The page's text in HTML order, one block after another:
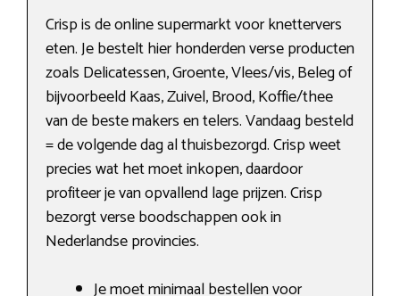
Crisp is de online supermarkt voor knettervers
eten. Je bestelt hier honderden verse producten
zoals Delicatessen, Groente, Vlees/vis, Beleg of
bijvoorbeeld Kaas, Zuivel, Brood, Koffie/thee
van de beste makers en telers. Vandaag besteld
= de volgende dag al thuisbezorgd. Crisp weet
precies wat het moet inkopen, daardoor
profiteer je van opvallend lage prijzen. Crisp
bezorgt verse boodschappen ook in
Nederlandse provincies.
Je moet minimaal bestellen voor